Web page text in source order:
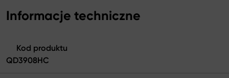
Informacje techniczne
Kod produktu
QD3908HC